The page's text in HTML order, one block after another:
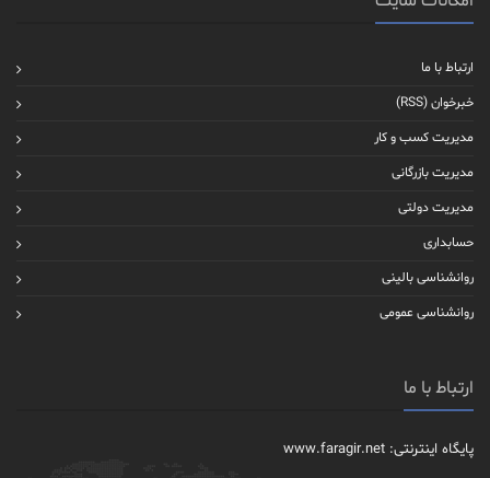
ارتباط با ما
خبرخوان (RSS)
مدیریت کسب و کار
مدیریت بازرگانی
مدیریت دولتی
حسابداری
روانشناسی بالینی
روانشناسی عمومی
ارتباط با ما
پایگاه اینترنتی: www.faragir.net